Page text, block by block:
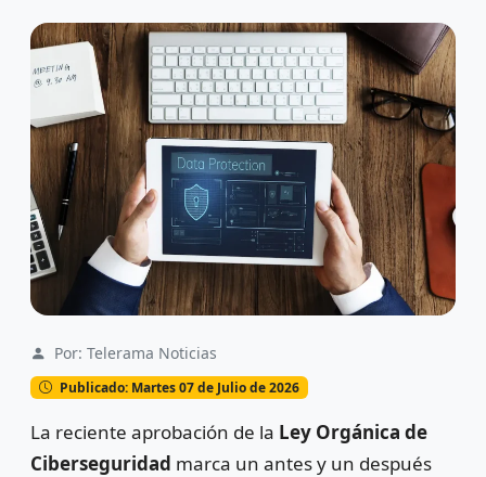
Por: Telerama Noticias
Publicado: Martes 07 de Julio de 2026
La reciente aprobación de la Ley Orgánica de
Ciberseguridad marca un antes y un después